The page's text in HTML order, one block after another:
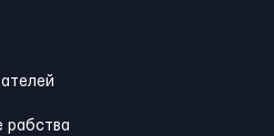
рабства